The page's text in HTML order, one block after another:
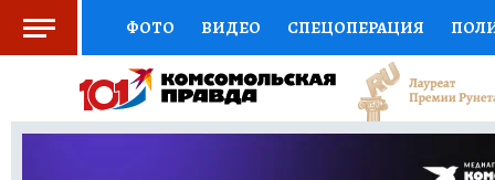
ФОТО ВИДЕО СПЕЦОПЕРАЦИЯ
СОЦПОДДЕРЖКА НАУКА СПЕЦПРОЕКТЫ
НАЦИОНАЛЬНЫЕ ПРОЕКТЫ РОССИИ